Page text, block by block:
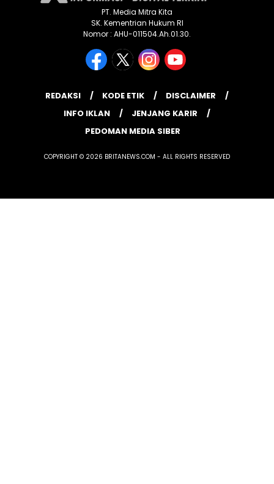
PT. Media Mitra Kita
SK. Kementrian Hukum RI
Nomor : AHU-011504.Ah.01.30.
REDAKSI KODE ETIK
DISCLAIMER
INFO IKLAN
JENJANG KARIR
PEDOMAN MEDIA SIBER
COPYRIGHT © 2026 BRITANEWS.COM - ALL RIGHTS RESERVED